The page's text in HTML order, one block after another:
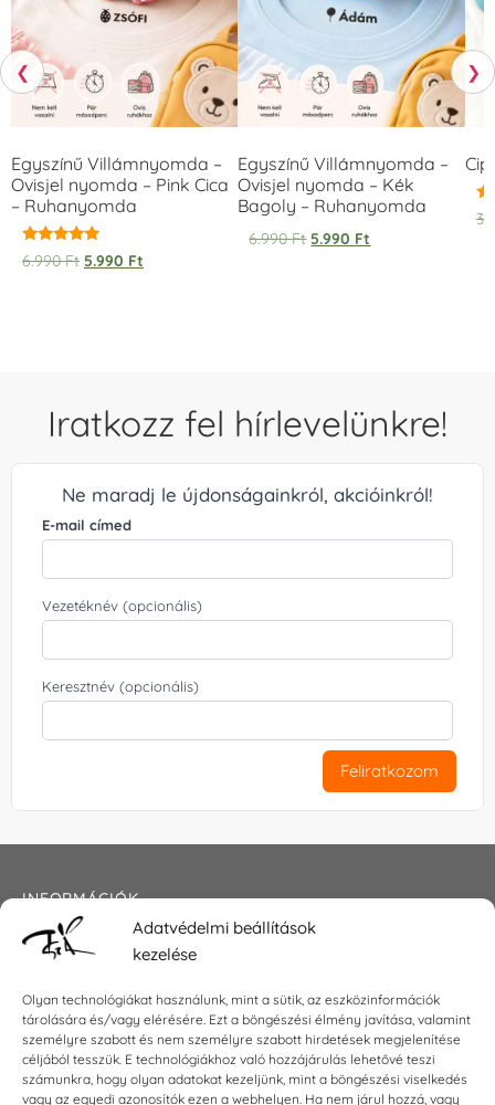
Adatvédelmi beállítások
kezelése
Olyan technológiákat használunk, mint a sütik, az eszközinformációk
tárolására és/vagy elérésére. Ezt a böngészési élmény javítása, valamint
személyre szabott és nem személyre szabott hirdetések megjelenítése
céljából tesszük. E technológiákhoz való hozzájárulás lehetővé teszi
számunkra, hogy olyan adatokat kezeljünk, mint a böngészési viselkedés
vagy az egyedi azonosítók ezen a webhelyen. Ha nem járul hozzá, vagy
❮
Egyszínű Villámnyomda –
Ovisjel nyomda – Pink Cica
– Ruhanyomda
Értékelés:
5.00
6.990Ft 5.990 Ft
Egyszínű Villámnyomda –
Ovisjel nyomda – Kék
Bagoly – Ruhanyomda
6.990Ft 5.990 Ft
❯
Iratkozz fel hírlevelünkre!
Ne maradj le újdonságainkról, akcióinkról!
E-mail címed
Vezetéknév (opcionális)
Keresztnév (opcionális)
Feliratkozom
INFORMÁCIÓK
Általános szerződési feltételek
Impresszum
KAPCSOLAT